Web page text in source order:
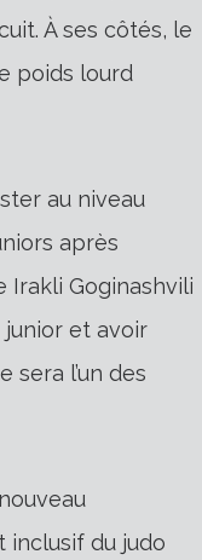
À ses côtés, le
poids lourd
au niveau
après
Irakli Goginashvili
junior et avoir
sera l’un des
du judo